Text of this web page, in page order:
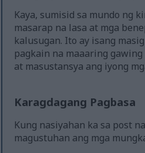
Kaya, sumisid sa mundo ng
masarap na lasa at mga
kalusugan. Ito ay isang
pagkain na maaaring
at masustansya ang iyong
Karagdagang Pagbasa
Kung nasiyahan ka sa post
magustuhan ang mga